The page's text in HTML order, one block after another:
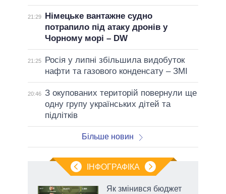
21:29
Німецьке вантажне судно
потрапило під атаку дронів у
Чорному морі – DW
21:25
Росія у липні збільшила видобуток
нафти та газового конденсату – ЗМІ
20:46 З окупованих територій повернули ще
одну групу українських дітей та
підлітків
Більше новин
ІНФОГРАФІКА
Як змінився бюджет